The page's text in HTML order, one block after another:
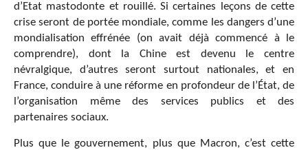
d’Etat mastodonte et rouillé. Si certaines leçons de cette
crise seront de portée mondiale, comme les dangers d’une
mondialisation effrénée (on avait déjà commencé à le
comprendre), dont la Chine est devenu le centre
névralgique, d’autres seront surtout nationales, et en
France, conduire à une réforme en profondeur de l’État, de
l’organisation même des services publics et des
partenaires sociaux.
Plus que le gouvernement, plus que Macron, c’est cette